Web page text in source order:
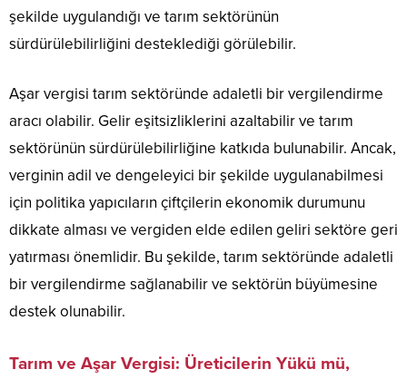
şekilde uygulandığı ve tarım sektörünün
sürdürülebilirliğini desteklediği görülebilir.
Aşar vergisi tarım sektöründe adaletli bir vergilendirme
aracı olabilir. Gelir eşitsizliklerini azaltabilir ve tarım
sektörünün sürdürülebilirliğine katkıda bulunabilir. Ancak,
verginin adil ve dengeleyici bir şekilde uygulanabilmesi
için politika yapıcıların çiftçilerin ekonomik durumunu
dikkate alması ve vergiden elde edilen geliri sektöre geri
yatırması önemlidir. Bu şekilde, tarım sektöründe adaletli
bir vergilendirme sağlanabilir ve sektörün büyümesine
destek olunabilir.
Tarım ve Aşar Vergisi: Üreticilerin Yükü mü,